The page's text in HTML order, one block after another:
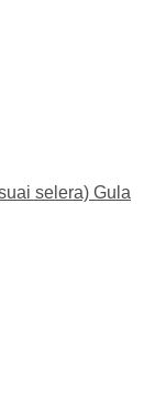
selera) Gula